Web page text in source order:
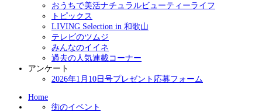
おうちで美活ナチュラルビューティーライフ
トピックス
LIVING Selection in 和歌山
テレビのツムジ
みんなのイイネ
過去の人気連載コーナー
アンケート
2026年1月10日号プレゼント応募フォーム
Home
街のイベント